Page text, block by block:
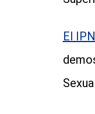
El IPN